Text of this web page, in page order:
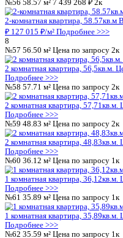
1 комнатная квартира,
Подробнее >>>
№22 35.59 м² Цена по
1 комнатная квартира,
Подробнее >>>
№23 71.56 м² Цена по
3 комнатная квартира,
Подробнее >>>
№24 58.57 м²
2 комнатная квартира,
Подробнее >>>
4
№25 56.50 м² Цена по
2 комнатная квартира,
Подробнее >>>
№26 57.71 м² Цена по